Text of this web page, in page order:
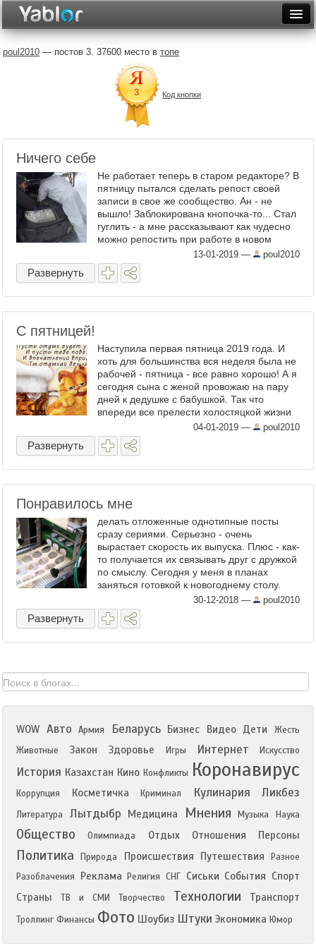
Неделя
Месяц
Рейтинги
Фототоп
Видеотоп
poul2010 — постов 3. 37600 место в топе
Код кнопки
Ничего себе
Не работает теперь в старом редакторе? В
пятницу пытался сделать репост своей
записи в свое же сообщество. Ан - не
вышло! Заблокирована кнопочка-то... Стал
гуглить - а мне рассказывают как чудесно
можно репостить при работе в новом
редакторе! Что, опять - всех насильно в
светлую ...
13-01-2019 — poul2010
Развернуть
С пятницей!
Наступила первая пятница 2019 года. И
хоть для большинства вся неделя была не
рабочей - пятница - все равно хорошо! А я
сегодня сына с женой провожаю на пару
дней к дедушке с бабушкой. Так что
впереди все прелести холостяцкой жизни
:) Всем - хорошего дня! ...04-01-2019 — poul2010
Развернуть
Понравилось мне
делать отложенные однотипные посты
сразу сериями. Серьезно - очень
вырастает скорость их выпуска. Плюс - как-
то получается их связывать друг с дружкой
по смыслу. Сегодня у меня в планах
заняться готовкой к новогоднему столу.
Понятно, что многие вещи будут делаться
только завтра. ...
30-12-2018 — poul2010
Развернуть
WOW Авто Армия Беларусь Бизнес Видео Дети
Жесть
Животные
Закон Здоровье Игры Интернет Искусство
История Казахстан Кино Конфликты Коронавирус
Коррупция Косметичка Криминал Кулинария Ликбез
Литература Лытдыбр Медицина Мнения Музыка Наука
Общество Олимпиада Отдых Отношения Персоны
Политика Природа Происшествия Путешествия
Разное
Разоблачения
Реклама Религия СНГ Сиськи События Спорт
Страны
ТВ и СМИ Творчество Технологии Транспорт
Троллинг Финансы Фото Шоубиз Штуки Экономика Юмор